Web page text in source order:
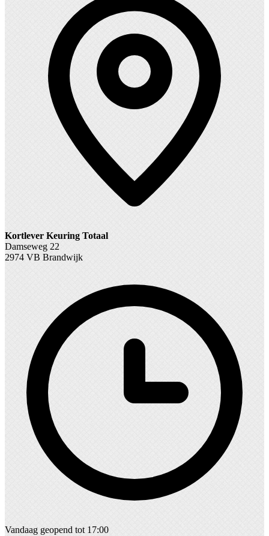
Kortlever Keuring Totaal
Damseweg 22
2974 VB Brandwijk
Vandaag geopend tot 17:00